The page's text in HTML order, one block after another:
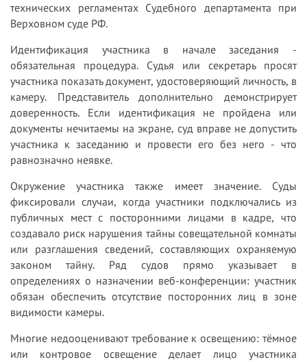
технических регламентах Судебного департамента при
Верховном суде РФ.
Идентификация участника в начале заседания -
обязательная процедура. Судья или секретарь просят
участника показать документ, удостоверяющий личность, в
камеру. Представитель дополнительно демонстрирует
доверенность. Если идентификация не пройдена или
документы нечитаемы на экране, суд вправе не допустить
участника к заседанию и провести его без него - что
равнозначно неявке.
Окружение участника также имеет значение. Суды
фиксировали случаи, когда участники подключались из
публичных мест с посторонними лицами в кадре, что
создавало риск нарушения тайны совещательной комнаты
или разглашения сведений, составляющих охраняемую
законом тайну. Ряд судов прямо указывает в
определениях о назначении веб-конференции: участник
обязан обеспечить отсутствие посторонних лиц в зоне
видимости камеры.
Многие недооценивают требование к освещению: тёмное
или контровое освещение делает лицо участника